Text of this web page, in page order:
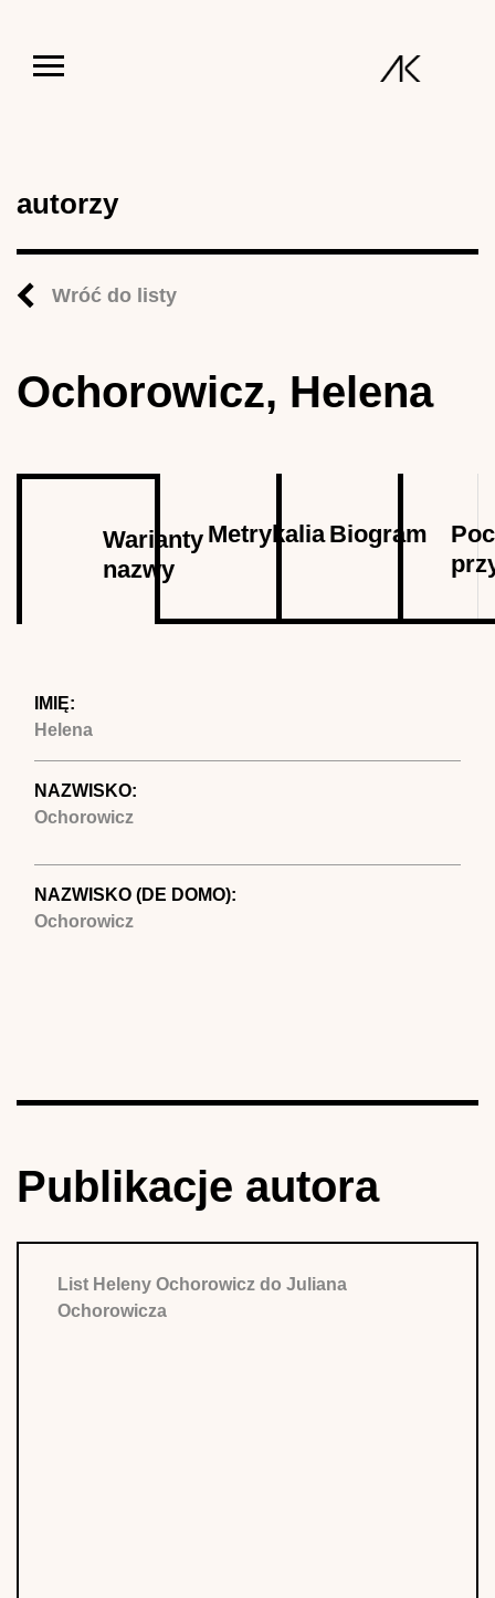
autorzy
Wróć do listy
Ochorowicz, Helena
Warianty
nazwy
karta)
MetrykaliaBiogram
IMIĘ:
Helena
NAZWISKO:
Ochorowicz
NAZWISKO (DE DOMO):
Ochorowicz
Publikacje autora
List Heleny Ochorowicz do Juliana
Ochorowicza